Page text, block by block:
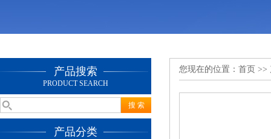
产品搜索
PRODUCT SEARCH
产品分类
您现在的位置： 首页 >>